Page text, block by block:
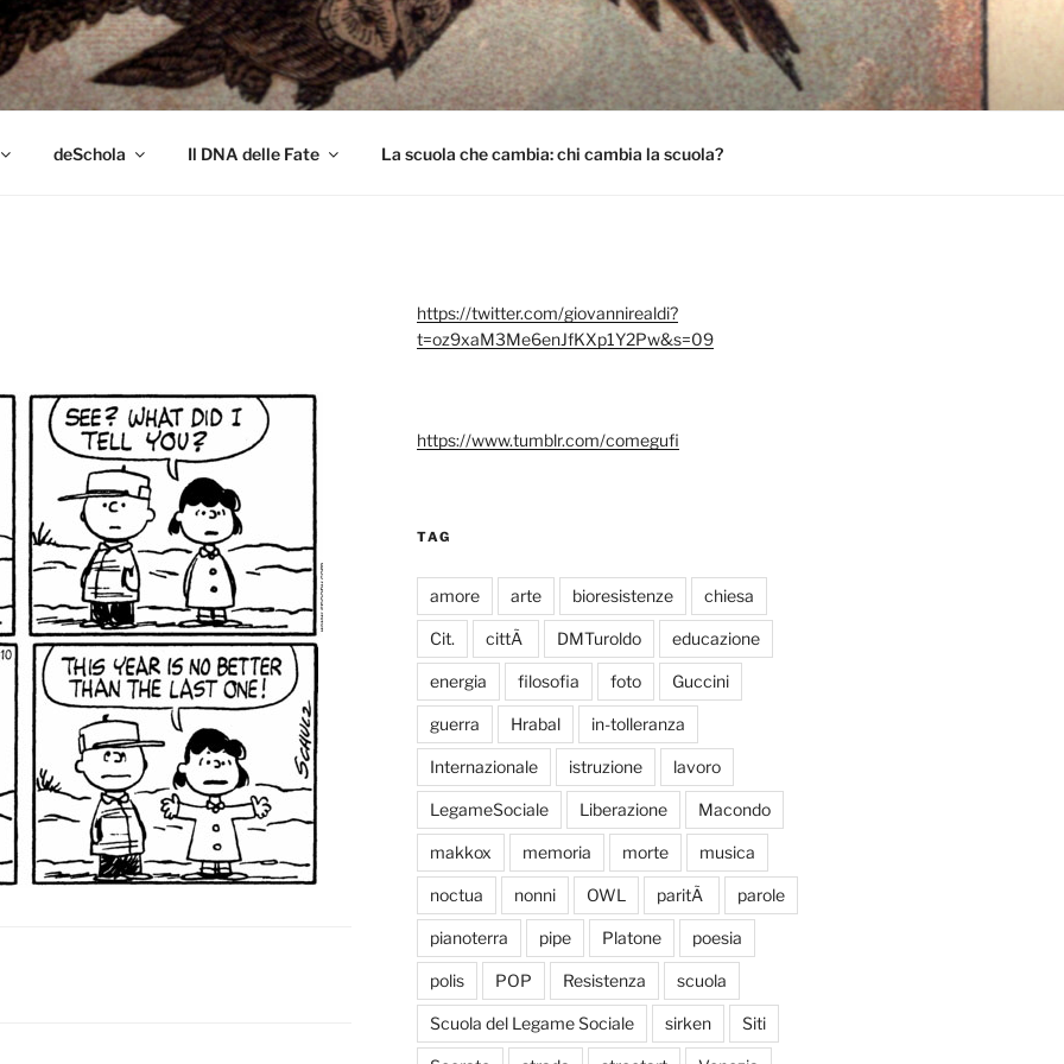
deSchola Il DNA delle Fate La scuola che cambia: chi cambia la scuola?
https://twitter.com/giovannirealdi?
t=oz9xaM3Me6enJfKXp1Y2Pw&s=09
https://www.tumblr.com/comegufi
TAG
amore arte bioresistenze chiesa
Cit. cittÃ DMTuroldo educazione
energia filosofia foto Guccini
guerra Hrabal in-tolleranza
Internazionale istruzione lavoro
LegameSociale Liberazione Macondo
makkox memoria morte musica
noctua nonni OWL paritÃ parole
pianoterra pipe Platone poesia
polis POP Resistenza scuola
Scuola del Legame Sociale sirken Siti